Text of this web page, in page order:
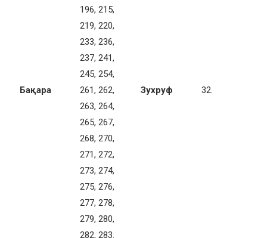
Бақара
196, 215,
219, 220,
233, 236,
237, 241,
245, 254,
261, 262,
263, 264,
265, 267,
268, 270,
271, 272,
273, 274,
275, 276,
277, 278,
279, 280,
282, 283.
Зухруф 32.